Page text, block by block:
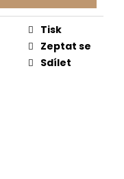
Tisk
Zeptat se
Sdílet